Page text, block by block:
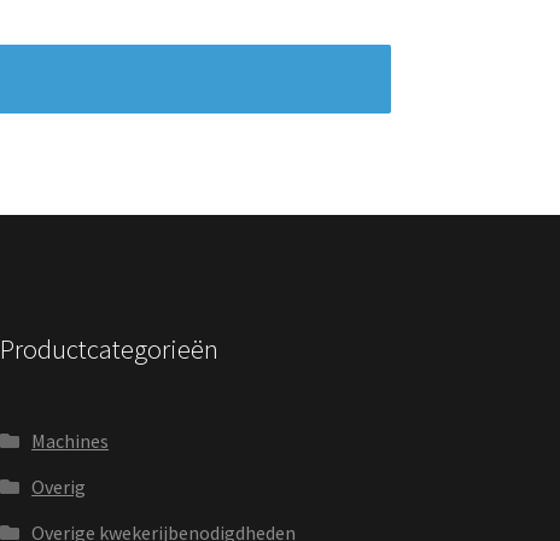
Productcategorieën
Machines
Overig
Overige kwekerijbenodigdheden